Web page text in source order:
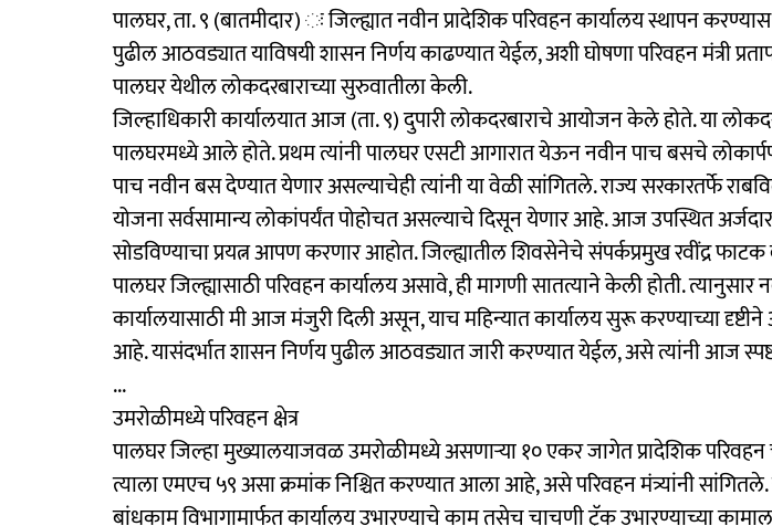
पालघर, ता. ९ (बातमीदार) ः जिल्ह्यात नवीन प्रादेशिक परिवहन कार्यालय स्थापन
पुढील आठवड्यात याविषयी शासन निर्णय काढण्यात येईल, अशी घोषणा परिवहन मंत्री
पालघर येथील लोकदरबाराच्या सुरुवातीला केली.
जिल्हाधिकारी कार्यालयात आज (ता. ९) दुपारी लोकदरबाराचे आयोजन केले होते. या
पालघरमध्ये आले होते. प्रथम त्यांनी पालघर एसटी आगारात येऊन नवीन पाच बसचे
पाच नवीन बस देण्यात येणार असल्याचेही त्यांनी या वेळी सांगितले. राज्य सरकारतर्फे
योजना सर्वसामान्य लोकांपर्यंत पोहोचत असल्याचे दिसून येणार आहे. आज उपस्थित
सोडविण्याचा प्रयत्न आपण करणार आहोत. जिल्ह्यातील शिवसेनेचे संपर्कप्रमुख रवींद्र फाटक
पालघर जिल्ह्यासाठी परिवहन कार्यालय असावे, ही मागणी सातत्याने केली होती. त्यानुसार
कार्यालयासाठी मी आज मंजुरी दिली असून, याच महिन्यात कार्यालय सुरू करण्याच्या
आहे. यासंदर्भात शासन निर्णय पुढील आठवड्यात जारी करण्यात येईल, असे त्यांनी आज
...
उमरोळीमध्ये परिवहन क्षेत्र
पालघर जिल्हा मुख्यालयाजवळ उमरोळीमध्ये असणाऱ्या १० एकर जागेत प्रादेशिक परिवहन
त्याला एमएच ५९ असा क्रमांक निश्चित करण्यात आला आहे, असे परिवहन मंत्र्यांनी
बांधकाम विभागामार्फत कार्यालय उभारण्याचे काम तसेच चाचणी ट्रॅक उभारण्याच्या